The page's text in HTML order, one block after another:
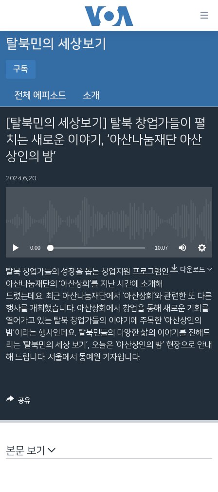
가
메
츠
이
로
색
으
등
한반도
세계
라디오
프로그램
주파수 안내
FOLLOW US
언어 선택
탈북민의 세상보기
구독
구독
전체 에피소드 소개
[탈북민의 세상보기] 탈북 창업가들이 펼
치는 새로운 이야기, ‘아산나눔재단 아산
상인의 밤’
2024.6.20
0:00 10:07
다운로드
탈북 창업가들의 성장을 돕는 창업지원 프로그램인
아산나눔재단의 ‘아산상회’를 지난 시간에 소개해
드렸는데요. 최근 아산나눔재단에서 ‘아산상회’와 관련한 또 다른
행사를 개최했습니다. 아산상회에서 창업을 통해 새로운 기회를
열어가고 있는 탈북 창업가들의 이야기에 주목한 ‘아산상인의
밤’이라는 행사인데요. 탈북민들의 다양한 삶의 이야기를 전해드
리는 ‘탈북민의 세상 보기’, 오늘은 ‘아산상인의 밤’ 현장으로 안내
해 드립니다. 서울에서 동예원 기자입니다.
공유
본문 보기